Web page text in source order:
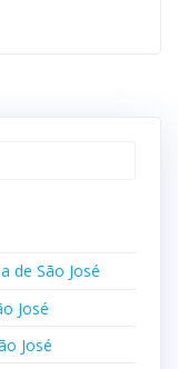
de São José
José
José